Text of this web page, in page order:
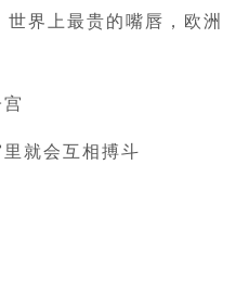
界上最贵的嘴唇，欧洲
就会互相搏斗